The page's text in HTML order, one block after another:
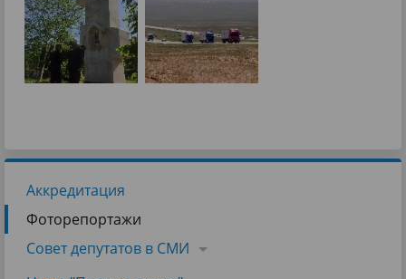
Аккредитация
Фоторепортажи
Совет депутатов в СМИ